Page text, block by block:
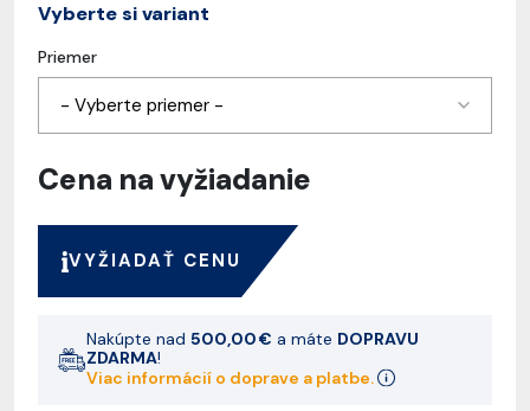
Vyberte si variant
Priemer
- Vyberte priemer -
Cena na vyžiadanie
VYŽIADAŤ CENU
Nakúpte nad 500,00 € a máte DOPRAVU
ZDARMA!
Viac informácií o doprave a platbe.